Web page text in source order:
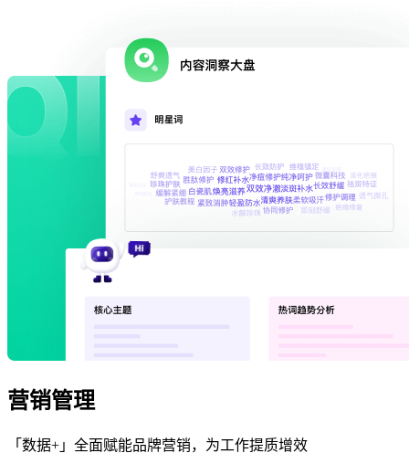
营销管理
「数据+」全面赋能品牌营销，为工作提质增效